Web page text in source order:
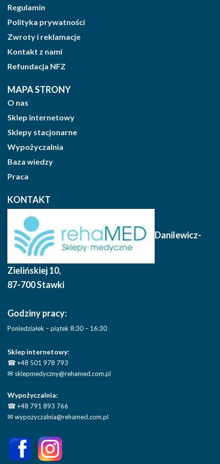
Regulamin
Polityka prywatności
Zwroty i reklamacje
Kontakt z nami
Refundacja NFZ
MAPA STRONY
O nas
Sklep internetowy
Sklepy stacjonarne
Wypożyczalnia
Baza wiedzy
Praca
KONTAKT
Danilewicz-
Zielińskiej 10,
87-700 Stawki
Godziny pracy:
Poniedziałek – piątek 8:30 – 16:30
Sklep internetowy:
☎+48 501 978 793
✉ sklepmedyczny@rehamed.com.pl
Wypożyczalnia:
☎+48 791 893 766
✉ wypozyczalnia@rehamed.com.pl